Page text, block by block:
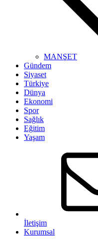
MANŞET
Gündem
Siyaset
Türkiye
Dünya
Ekonomi
Spor
Sağlık
Eğitim
Yaşam
İletişim
Kurumsal